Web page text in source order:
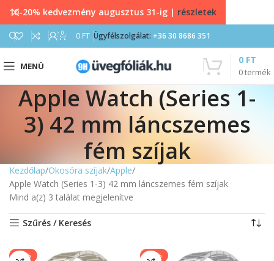
0 0 FT Ügyfélszolgálat: +36 30 8686 351
MENÜ
0termék
0 FT
Apple Watch (Series 1-
3) 42 mm láncszemes
fém szíjak
Kezdőlap Okosóra szíjak Apple
Apple Watch (Series 1-3) 42 mm láncszemes fém szíjak
Mind a(z) 3 találat megjelenítve
Szűrés / Keresés
-60%
-60%
10-20% kedvezmény augusztus 31-ig | részletek